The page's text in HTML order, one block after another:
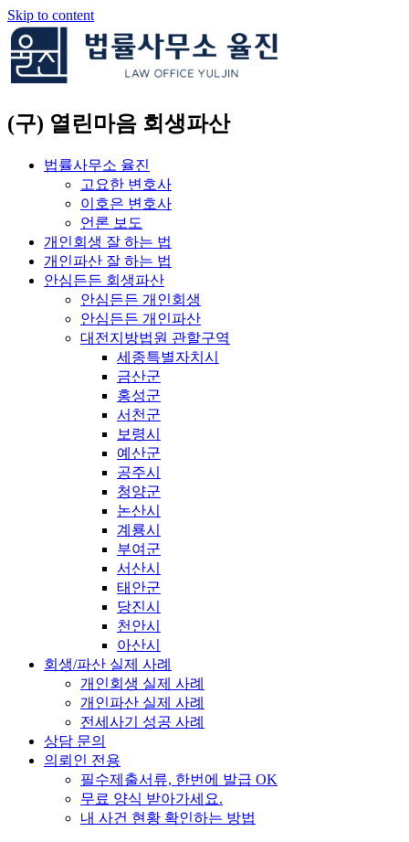
Skip to content
(구) 열린마음 회생파산
법률사무소 율진
고요한 변호사
이호은 변호사
언론 보도
개인회생 잘 하는 법
개인파산 잘 하는 법
안심든든 회생파산
안심든든 개인회생
안심든든 개인파산
대전지방법원 관할구역
세종특별자치시
금산군
홍성군
서천군
보령시
예산군
공주시
청양군
논산시
계룡시
부여군
서산시
태안군
당진시
천안시
아산시
회생/파산 실제 사례
개인회생 실제 사례
개인파산 실제 사례
전세사기 성공 사례
상담 문의
의뢰인 전용
필수제출서류, 한번에 발급 OK
무료 양식 받아가세요.
내 사건 현황 확인하는 방법